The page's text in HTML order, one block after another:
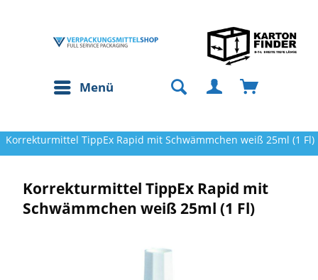
Menü
Korrekturmittel TippEx Rapid mit Schwämmchen weiß 25ml (1 Fl)
Korrekturmittel TippEx Rapid mit
Schwämmchen weiß 25ml (1 Fl)